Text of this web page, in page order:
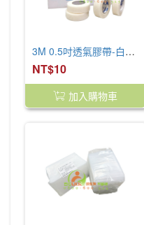
3M 0.5吋透氣膠帶-白色 (1入)
NT$10
加入購物車